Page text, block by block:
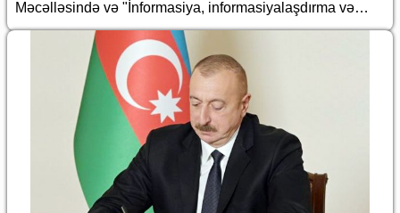
Məcəlləsində və "İnformasiya, informasiyalaşdırma və
informasiyanın mühafizəsi haqqında" Azərbaycan
Respublikasının Qanununda dəyişiklik edilməsi barədə